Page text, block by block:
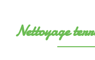
Nettoyage